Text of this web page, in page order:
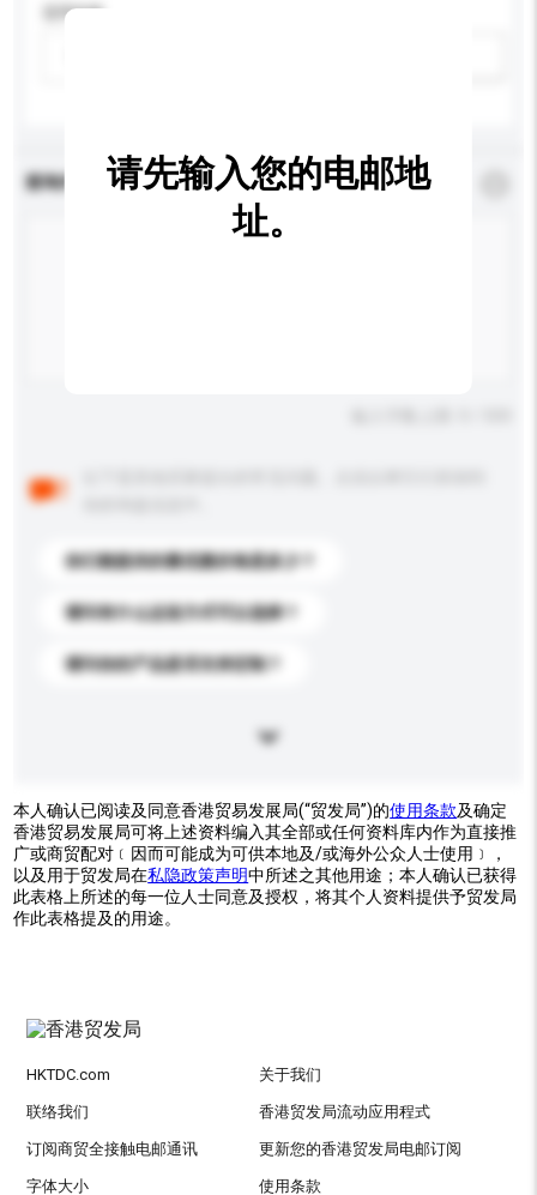
适用年龄
查询内容 *必须填写
你们能提供的最优惠价格是多少？
请问有什么运送方式可以选择？
请问你的产品是否支持定制？
请先输入您的电邮地
址。
本人确认已阅读及同意香港贸易发展局(“贸发局”)的使用条款及确定
香港贸易发展局可将上述资料编入其全部或任何资料库内作为直接推
广或商贸配对﹝因而可能成为可供本地及/或海外公众人士使用﹞，
以及用于贸发局在私隐政策声明中所述之其他用途；本人确认已获得
此表格上所述的每一位人士同意及授权，将其个人资料提供予贸发局
作此表格提及的用途。
HKTDC.com 关于我们
联络我们 香港贸发局流动应用程式
订阅商贸全接触电邮通讯 更新您的香港贸发局电邮订阅
字体大小 使用条款